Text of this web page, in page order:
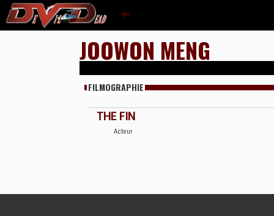
JOOWON MENG
FILMOGRAPHIE
THE FIN
Acteur